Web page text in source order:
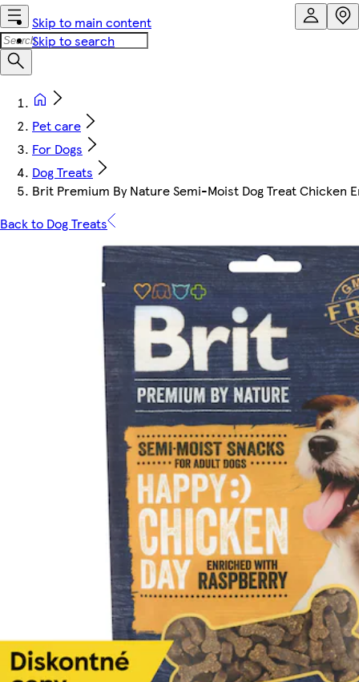
Skip to main content
Skip to search
Pet care
For Dogs
Dog Treats
Brit Premium By Nature Semi-Moist Dog Treat Chicken
Back to Dog Treats